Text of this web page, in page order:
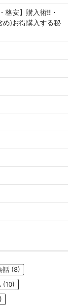
格安】購入術!!・
め)お得購入する秘
話 (8)
(10)